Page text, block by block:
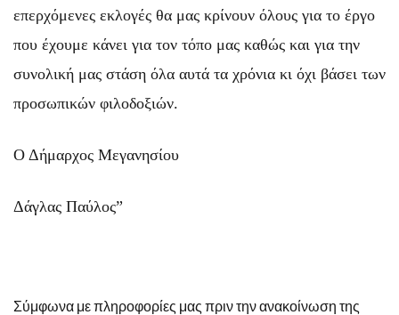
επερχόμενες εκλογές θα μας κρίνουν όλους για το έργο
που έχουμε κάνει για τον τόπο μας καθώς και για την
συνολική μας στάση όλα αυτά τα χρόνια κι όχι βάσει των
προσωπικών φιλοδοξιών.
Ο Δήμαρχος Μεγανησίου
Δάγλας Παύλος”
Σύμφωνα με πληροφορίες μας πριν την ανακοίνωση της